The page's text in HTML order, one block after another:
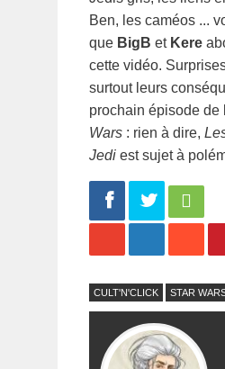
Ben, les caméos ...
que BigB et Kere
cette vidéo.
surtout leurs
prochain épisode de
Wars : rien à dire,
Jedi est sujet à
CULT'N'CLICK STAR